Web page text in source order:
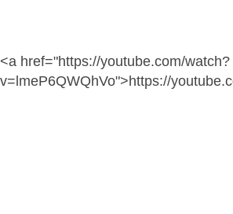
<a href="https://youtube.com/watch?
v=lmeP6QWQhVo">https://